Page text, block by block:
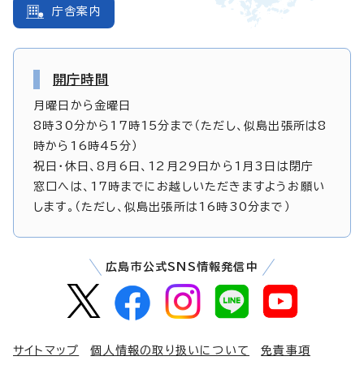
庁舎案内
開庁時間
月曜日から金曜日
8時30分から17時15分まで（ただし、似島出張所は8
時から16時45分）
祝日・休日、8月6日、12月29日から1月3日は閉庁
窓口へは、17時までにお越しいただきますようお願い
します。（ただし、似島出張所は16時30分まで）
広島市公式SNS情報発信中
サイトマップ 個人情報の取り扱いについて 免責事項